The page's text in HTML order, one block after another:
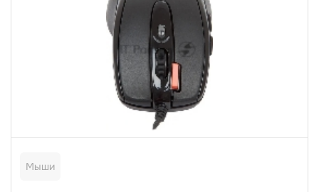
Мыши